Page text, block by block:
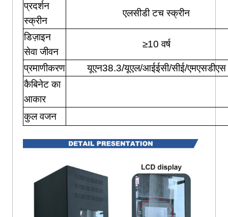
प्रदर्शन
स्क्रीन
एलसीडी टच स्क्रीन
डिज़ाइन
सेवा जीवन
≥10 वर्ष
प्रमाणीकरण
यूएन38.3/यूएल/आईईसी/सीई/एमएसडीएस
कैबिनेट का
आकार
कुल वजन